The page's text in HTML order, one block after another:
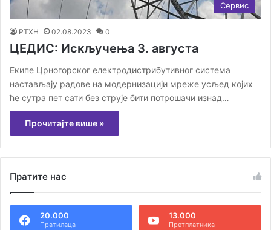
Сервис
РТХН 02.08.2023 0
ЦЕДИС: Искључења 3. августа
Екипе Црногорског електродистрибутивног система
настављају радове на модернизацији мреже усљед којих
ће сутра пет сати без струје бити потрошачи изнад…
Прочитајте више »
Пратите нас
20.000
Пратилаца
13.000
Претплатника